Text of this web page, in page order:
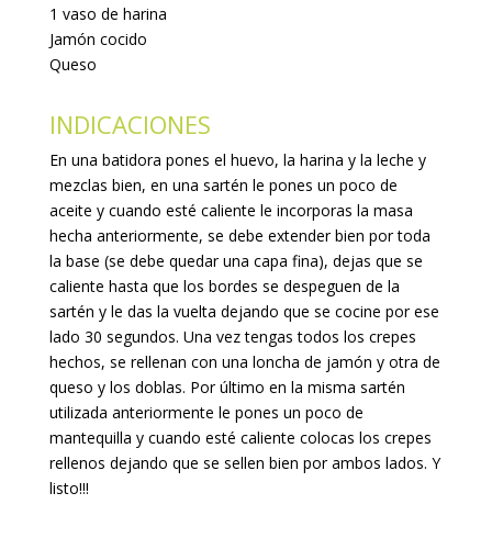
1 vaso de harina
Jamón cocido
Queso
INDICACIONES
En una batidora pones el huevo, la harina y la leche y
mezclas bien, en una sartén le pones un poco de
aceite y cuando esté caliente le incorporas la masa
hecha anteriormente, se debe extender bien por toda
la base (se debe quedar una capa fina), dejas que se
caliente hasta que los bordes se despeguen de la
sartén y le das la vuelta dejando que se cocine por ese
lado 30 segundos. Una vez tengas todos los crepes
hechos, se rellenan con una loncha de jamón y otra de
queso y los doblas. Por último en la misma sartén
utilizada anteriormente le pones un poco de
mantequilla y cuando esté caliente colocas los crepes
rellenos dejando que se sellen bien por ambos lados. Y
listo!!!